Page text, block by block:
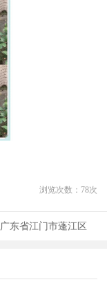
浏览次数： 78次
广东省江门市蓬江区